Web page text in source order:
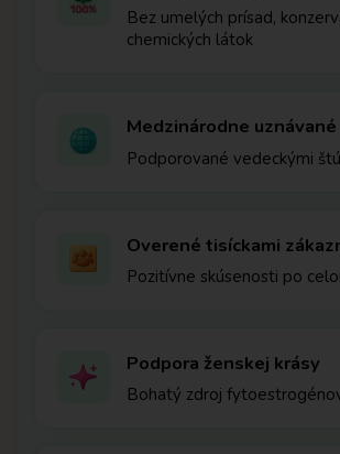
Bez umelých prísad,
chemických látok
Medzinárodne uznávané
Podporované vedeckými
Overené tisíckami
Pozitívne skúsenosti po
Podpora ženskej krásy
Bohatý zdroj